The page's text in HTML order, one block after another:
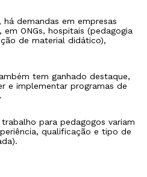
, há demandas em empresas
ONGs, hospitais (pedagogia
de material didático),
tem ganhado destaque,
e implementar programas de
para pedagogos variam
qualificação e tipo de